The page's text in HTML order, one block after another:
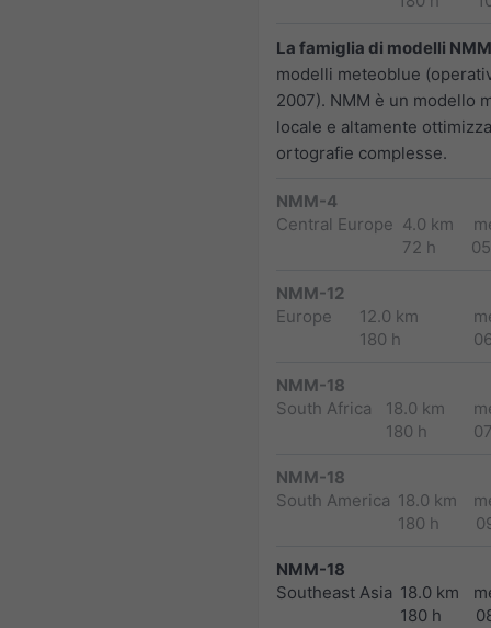
La famiglia di modelli
modelli meteoblue
2007). NMM è un modello
locale e altamente
ortografie complesse.
NMM-4
Central Europe 4.0 km
72 h
NMM-12
Europe
12.0 km
180 h
NMM-18
South Africa
18.0 km
180 h
NMM-18
South America 18.0 km
180 h
NMM-18
Southeast Asia 18.0 km
180 h